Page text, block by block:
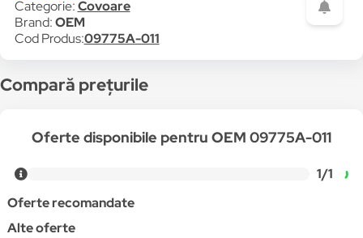
Categorie:Covoare
Brand:OEM
Cod Produs:09775A-011
Compară prețurile
Oferte disponibile pentru OEM 09775A-011
1/1
Oferte recomandate
Alte oferte